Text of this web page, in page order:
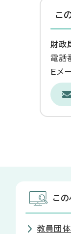
こ
財政
電
Eメ
こ
教員団